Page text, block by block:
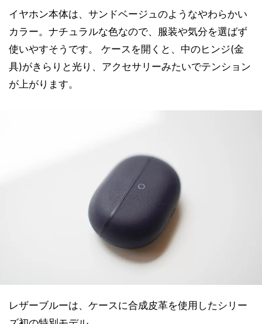
イヤホン本体は、サンドベージュのようなやわらかい
カラー。ナチュラルな色なので、服装や気分を選ばず
使いやすそうです。 ケースを開くと、中のヒンジ(金
具)がきらりと光り、アクセサリーみたいでテンション
が上がります。
レザーブルーは、ケースに合成皮革を使用したシリー